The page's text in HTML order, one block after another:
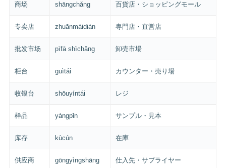
商场 shāngchǎng 百貨店・ショッピングモール
专卖店 zhuānmàidiàn 専門店・直営店
批发市场 pīfā shìchǎng 卸売市場
柜台 guìtái カウンター・売り場
收银台 shōuyíntái レジ
样品 yàngpǐn サンプル・見本
库存 kùcún 在庫
供应商 gōngyìngshāng 仕入先・サプライヤー